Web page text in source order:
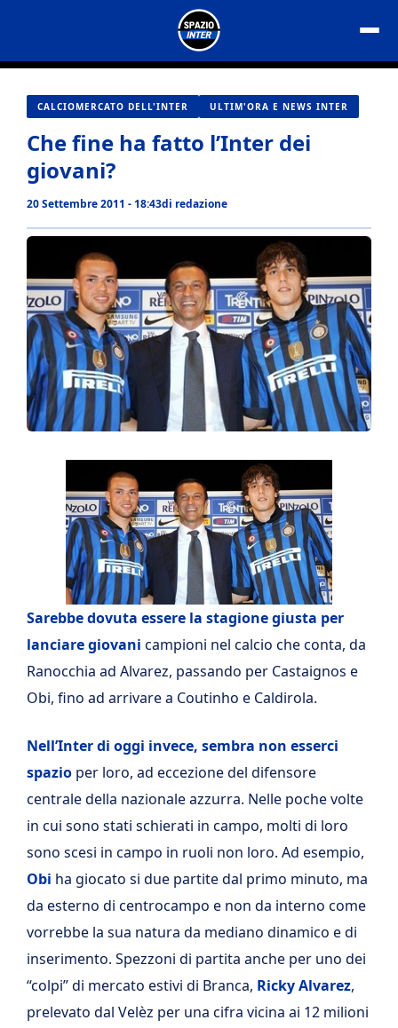
contenuto
CALCIOMERCATO DELL'INTER ULTIM'ORA E NEWS INTER
Che fine ha fatto l’Inter dei
giovani?
20 Settembre 2011 - 18:43di redazione
Sarebbe dovuta essere la stagione giusta per
lanciare giovani campioni nel calcio che conta, da
Ranocchia ad Alvarez, passando per Castaignos e
Obi, fino ad arrivare a Coutinho e Caldirola.
Nell’Inter di oggi invece, sembra non esserci
spazio per loro, ad eccezione del difensore
centrale della nazionale azzurra. Nelle poche volte
in cui sono stati schierati in campo, molti di loro
sono scesi in campo in ruoli non loro. Ad esempio,
Obi ha giocato si due partite dal primo minuto, ma
da esterno di centrocampo e non da interno come
vorrebbe la sua natura da mediano dinamico e di
inserimento. Spezzoni di partita anche per uno dei
“colpi” di mercato estivi di Branca, Ricky Alvarez,
prelevato dal Velèz per una cifra vicina ai 12 milioni